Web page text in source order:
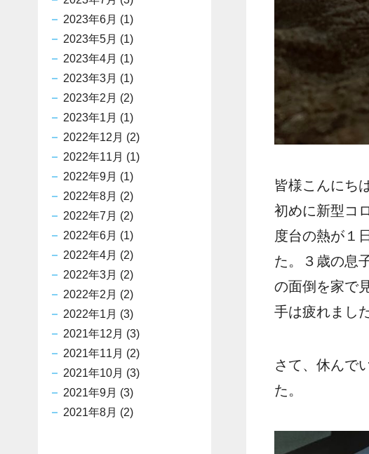
皆様こんにち
初めに新型コ
度台の熱が１
た。３歳の息
の面倒を家で
手は疲れまし
さて、休んで
た。
2023年6月 (1)
2023年5月 (1)
2023年4月 (1)
2023年3月 (1)
2023年2月 (2)
2023年1月 (1)
2022年12月 (2)
2022年11月 (1)
2022年9月 (1)
2022年8月 (2)
2022年7月 (2)
2022年6月 (1)
2022年4月 (2)
2022年3月 (2)
2022年2月 (2)
2022年1月 (3)
2021年12月 (3)
2021年11月 (2)
2021年10月 (3)
2021年9月 (3)
2021年8月 (2)